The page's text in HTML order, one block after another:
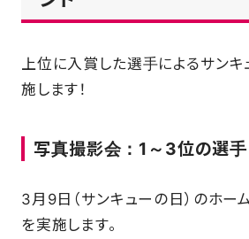
上位に入賞した選手によるサンキ
施します！
写真撮影会：1～3位の選手
3月9日（サンキューの日）のホー
を実施します。